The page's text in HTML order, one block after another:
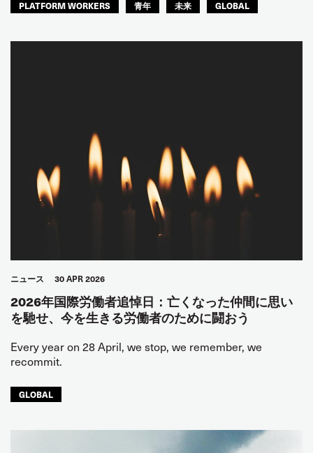
PLATFORM WORKERS 青年 未来 GLOBAL
ニュース 30 APR 2026
2026年国際労働者追悼日：亡くなった仲間に思い
を馳せ、今を生きる労働者のために闘おう
Every year on 28 April, we stop, we remember, we
recommit.
GLOBAL